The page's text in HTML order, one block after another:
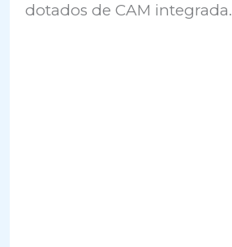
dotados de CAM integrada.